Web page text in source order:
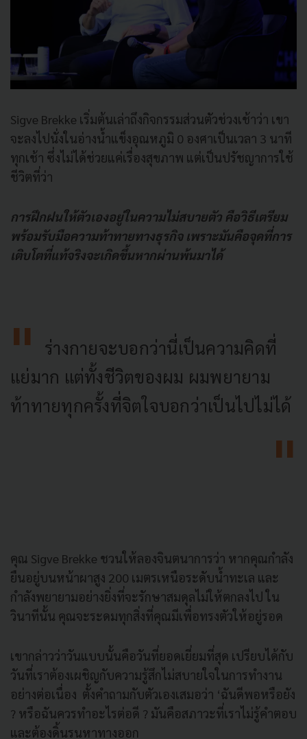
Sigve Brekke เริ่มต้นเล่าถึงกิจกรรมส่วนตัวช่วงเช้าว่า เขา
จะลงไปนั่งในอ่างน้ำแข็งอุณหภูมิ 0 องศาเป็นเวลา 3 นาที
ทุกเช้า ซึ่งไม่ได้ช่วยแค่เรื่องสุขภาพ แต่เป็นปรัชญาการใช้
ชีวิตที่ว่า
การฝึกฝนให้ตัวเองอยู่ในความไม่สบายตัว คือวิธีเตรียม
พร้อมรับมือความท้าทายทางธุรกิจ เพราะมันคือจุดที่การ
เติบโตที่แท้จริงจะเกิดขึ้นหากผ่านพ้นมาได้
ร่างกายจะบอกว่านี่เป็นความคิดที่
แย่มาก แต่ทั้งชีวิตของผม ผมพยายาม
ท้าทายทุกครั้งที่จิตใจบอกว่าเป็นไปไม่ได้
คุณ Sigve Brekke ชวนให้ลองจินตนาการว่า หากคุณกำลัง
ยืนอยู่บนหน้าผาสูง 200 เมตรเหนือระดับน้ำทะเล และ
กำลังพยายามอย่างยิ่งที่จะรักษาสมดุลไม่ให้ตกลงไป ใน
วินาทีนั้น คุณจะระดมทุกสิ่งที่คุณมีเพื่อทรงตัวให้อยู่รอด
เขากล่าวว่าวันแบบนั้นคือวันที่ยอดเยี่ยมที่สุด เปรียบได้กับ
วันที่เราต้องเผชิญกับความรู้สึกไม่สบายใจในการทำงาน
อย่างต่อเนื่อง ตั้งคำถามกับตัวเองเสมอว่า ‘ฉันดีพอหรือยัง
? หรือฉันควรทำอะไรต่อดี ? มันคือสภาวะที่เราไม่รู้คำตอบ
และต้องดิ้นรนหาทางออก